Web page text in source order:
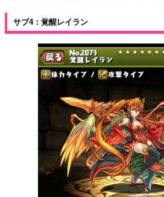
サブ4：覚醒レイラン